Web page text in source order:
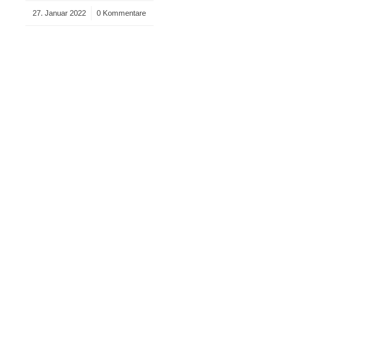
27. Januar 2022
/ 0 Kommentare